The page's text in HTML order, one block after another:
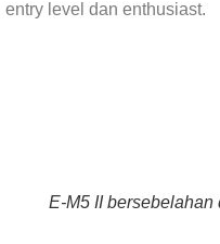
entry level dan enthusiast.
E-M5 II bersebelahan